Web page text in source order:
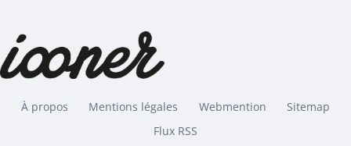
À propos Mentions légales Webmention
Sitemap
Flux RSS